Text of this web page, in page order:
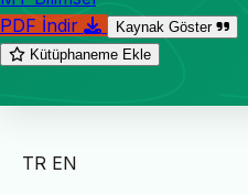
PDF İndir
Kaynak Göster
Kütüphaneme Ekle
TR EN